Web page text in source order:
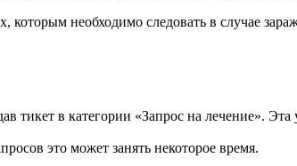
необходимо следовать в случае
тикет в категории «Запрос на лечение». Эта
это может занять некоторое время.